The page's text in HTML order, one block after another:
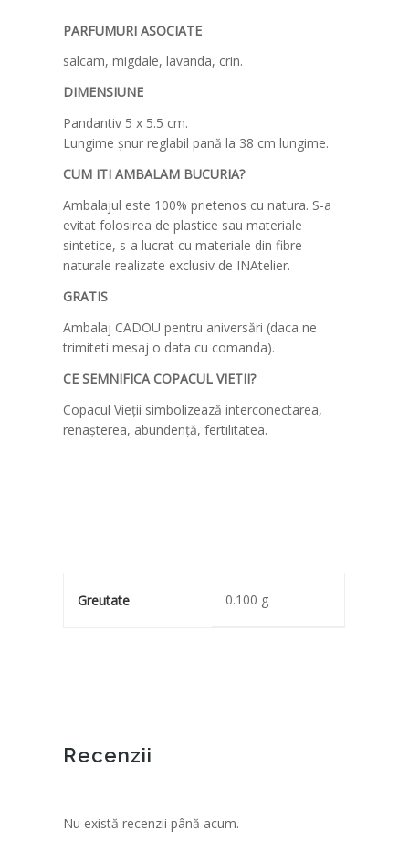
PARFUMURI ASOCIATE
salcam, migdale, lavanda, crin.
DIMENSIUNE
Pandantiv 5 x 5.5 cm.
Lungime șnur reglabil pană la 38 cm lungime.
CUM ITI AMBALAM BUCURIA?
Ambalajul este 100% prietenos cu natura. S-a
evitat folosirea de plastice sau materiale
sintetice, s-a lucrat cu materiale din fibre
naturale realizate exclusiv de INAtelier.
GRATIS
Ambalaj CADOU pentru aniversări (daca ne
trimiteti mesaj o data cu comanda).
CE SEMNIFICA COPACUL VIETII?
Copacul Vieții simbolizează interconectarea,
renașterea, abundență, fertilitatea.
Greutate 0.100 g
Recenzii
Nu există recenzii până acum.